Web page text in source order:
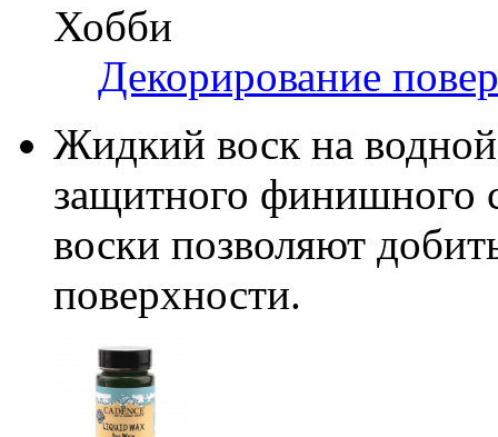
Хобби
Декорирование
Жидкий воск на
защитного финишного
воски позволяют
поверхности.